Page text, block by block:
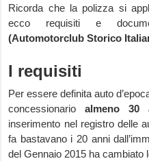
Ricorda che la polizza si
ecco requisiti e
(Automotorclub Storico
I requisiti
Per essere definita auto
concessionarioalmeno 30
inserimento nel registro delle
fa bastavano i 20 anni
del Gennaio 2015 ha cambiato